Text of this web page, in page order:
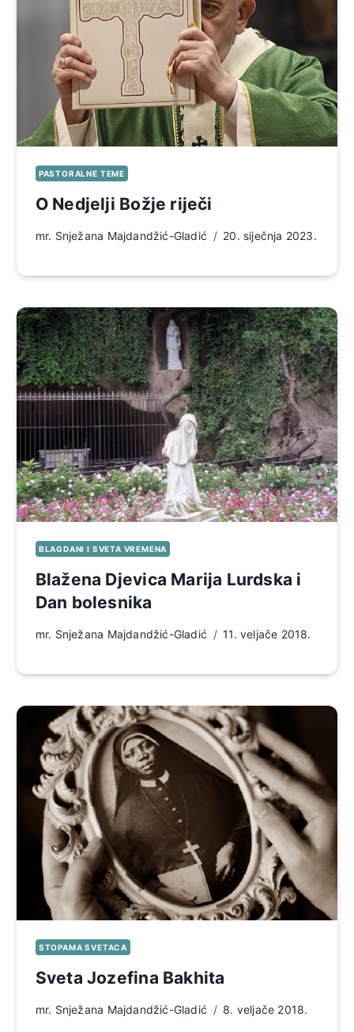
PASTORALNE TEME
O Nedjelji Božje riječi
mr. Snježana Majdandžić-Gladić 20. siječnja 2023.
BLAGDANI I SVETA VREMENA
Blažena Djevica Marija Lurdska i
Dan bolesnika
mr. Snježana Majdandžić-Gladić 11. veljače 2018.
STOPAMA SVETACA
Sveta Jozefina Bakhita
mr. Snježana Majdandžić-Gladić 8. veljače 2018.